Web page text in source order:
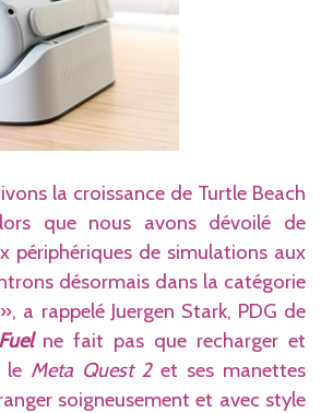
la croissance de Turtle Beach
que nous avons dévoilé de
périphériques de simulations aux
désormais dans la catégorie
a rappelé Juergen Stark, PDG de
Fuel ne fait pas que recharger et
le Meta Quest 2et ses manettes
soigneusement et avec style